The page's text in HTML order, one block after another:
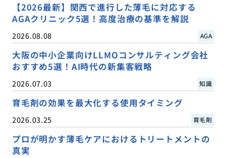
【2026最新】関西で進行した薄毛に対応する
AGAクリニック5選！高度治療の基準を解説
2026.08.08 AGA
大阪の中小企業向けLLMOコンサルティング会社
おすすめ5選！AI時代の新集客戦略
2026.07.03 知識
育毛剤の効果を最大化する使用タイミング
2026.03.25 育毛剤
プロが明かす薄毛ケアにおけるトリートメントの
真実